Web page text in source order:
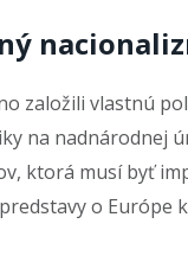
založili vlastnú
na nadnárodnej
ktorá musí byť
o